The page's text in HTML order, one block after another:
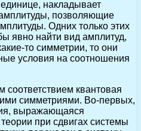
накладывает
позволяющие
Одних только этих
явно найти вид амплитуд,
то симметрии, то они
условия на соотношения
соответствием квантовая
симметриями. Во-первых,
выражающаяся
при сдвигах системы